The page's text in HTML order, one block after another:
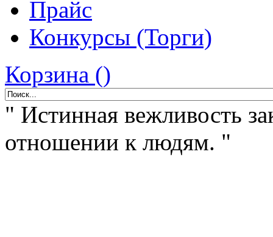
Прайс
Конкурсы (Торги)
Корзина ()
" Истинная вежливость
отношении к людям. "